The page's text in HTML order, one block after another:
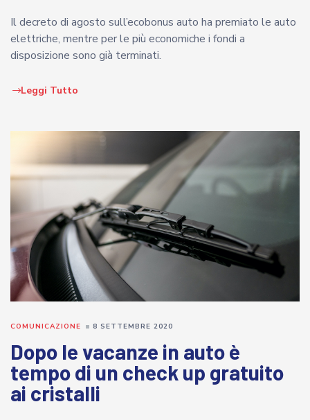
Il decreto di agosto sull’ecobonus auto ha premiato le auto
elettriche, mentre per le più economiche i fondi a
disposizione sono già terminati.
Leggi Tutto
Dopo le vacanze in auto è
tempo di un check up gratuito
ai cristalli
COMUNICAZIONE 8 SETTEMBRE 2020